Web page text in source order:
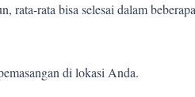
rata-rata bisa selesai dalam
di lokasi Anda.